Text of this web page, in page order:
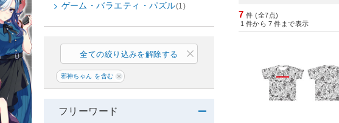
7 件 (全7点)
1 件から 7 件まで表示
ゲーム・バラエティ・パズル(1)
全ての絞り込みを解除する
邪神ちゃん を含む
フリーワード